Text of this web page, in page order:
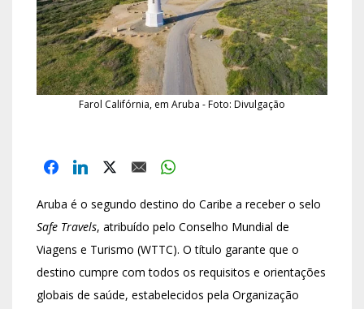
Farol Califórnia, em Aruba - Foto: Divulgação
Aruba é o segundo destino do Caribe a receber o selo
Safe Travels, atribuído pelo Conselho Mundial de
Viagens e Turismo (WTTC). O título garante que o
destino cumpre com todos os requisitos e orientações
globais de saúde, estabelecidos pela Organização